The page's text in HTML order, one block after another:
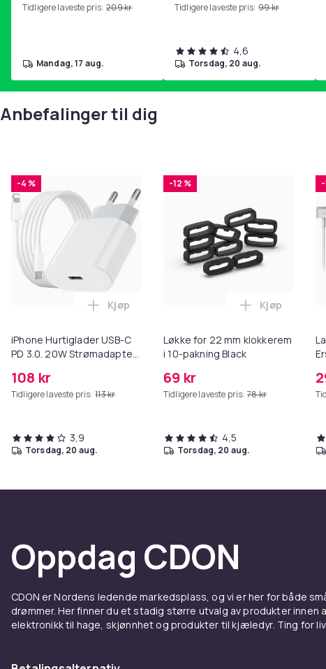
hjemmegymnastikk Purple
Tidligere laveste pris: 209 kr
mandag, 17 aug.
Tidligere laveste pris: 99 kr
4,6
torsdag, 20 aug.
Anbefalinger til dig
-4 %
iPhone Hurtiglader USB-C
PD 3.0. 20W Strømadapter
108 kr
Tidligere laveste pris: 113 kr
Legg iPhone Hurtiglader USB-C PD 3.0.
Kjøp
3,9
torsdag, 20 aug.
-12 %
Løkke for 22 mm klokkerem
i 10-pakning Black
69 kr
Tidligere laveste pris: 78 kr
Legg Løkke
Kjøp
4,5
torsdag, 20 aug.
Oppdag CDON
CDON er Nordens ledende markedsplass, og vi er her for både
drømmer. Her finner du et stadig større utvalg av produkter innen
elektronikk til hage, skjønnhet og produkter til kjæledyr. Ting for